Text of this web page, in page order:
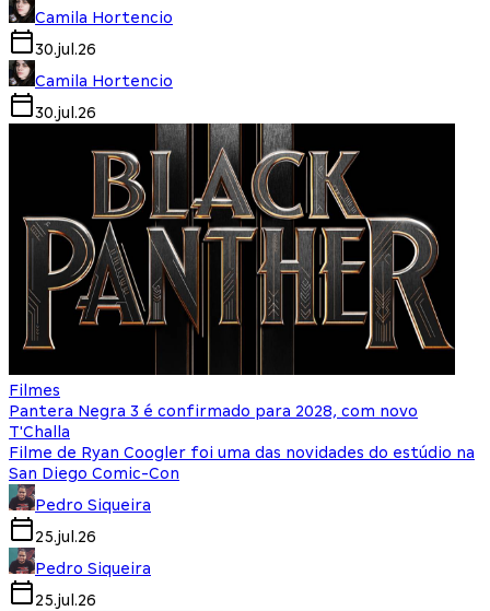
Camila Hortencio
30.jul.26
Camila Hortencio
30.jul.26
Filmes
Pantera Negra 3 é confirmado para 2028, com novo
T'Challa
Filme de Ryan Coogler foi uma das novidades do estúdio na
San Diego Comic-Con
Pedro Siqueira
25.jul.26
Pedro Siqueira
25.jul.26